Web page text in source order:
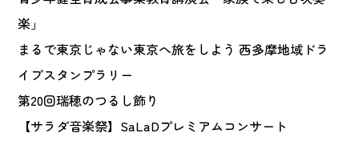
楽」
まるで東京じゃない東京へ旅をしよう 西多摩地域ドラ
イブスタンプラリー
第20回瑞穂のつるし飾り
【サラダ音楽祭】SaLaDプレミアムコンサート